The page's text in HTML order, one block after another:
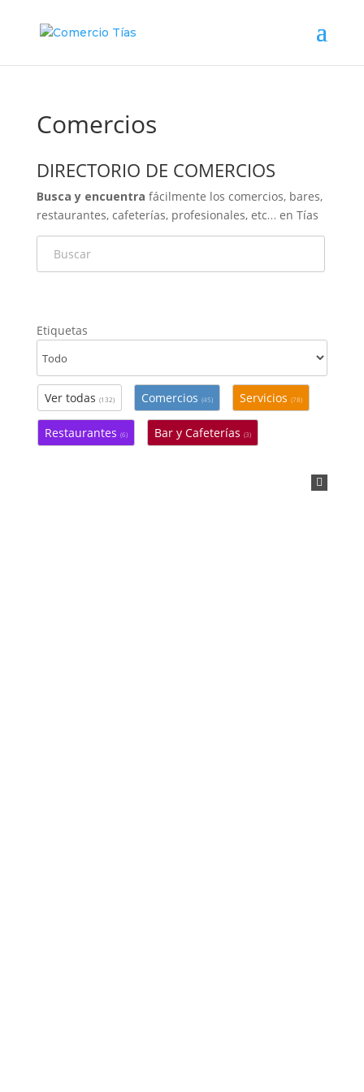
Comercios
DIRECTORIO DE COMERCIOS
Busca y encuentra fácilmente los comercios, bares,
restaurantes, cafeterías, profesionales, etc… en Tías​
Etiquetas
Ver todas (132) Comercios (45) Servicios (78)
Restaurantes (6) Bar y Cafeterías (3)